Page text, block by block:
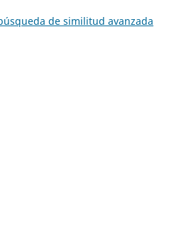
de similitud avanzada